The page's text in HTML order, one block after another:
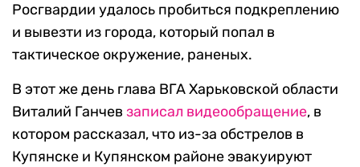
Росгвардии удалось пробиться подкреплению
и вывезти из города, который попал в
тактическое окружение, раненых.
В этот же день глава ВГА Харьковской области
Виталий Ганчев записал видеообращение, в
котором рассказал, что из-за обстрелов в
Купянске и Купянском районе эвакуируют